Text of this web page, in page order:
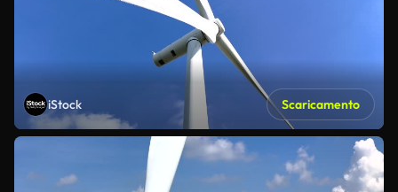
iStock Scaricamento